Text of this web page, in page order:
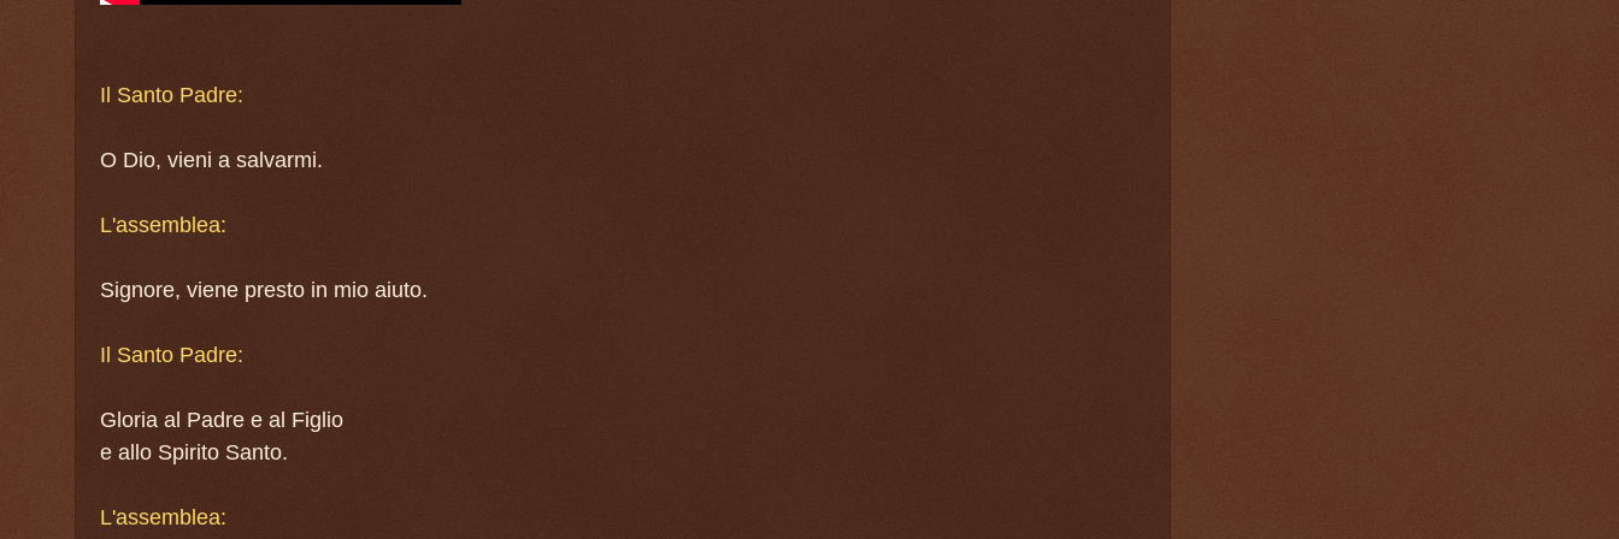
Il Santo Padre:
O Dio, vieni a salvarmi.
L'assemblea:
Signore, viene presto in mio aiuto.
Il Santo Padre:
Gloria al Padre e al Figlio
e allo Spirito Santo.
L'assemblea: